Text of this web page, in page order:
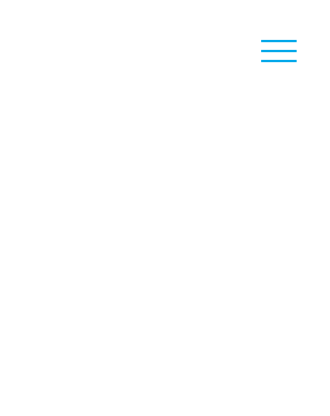
toggle